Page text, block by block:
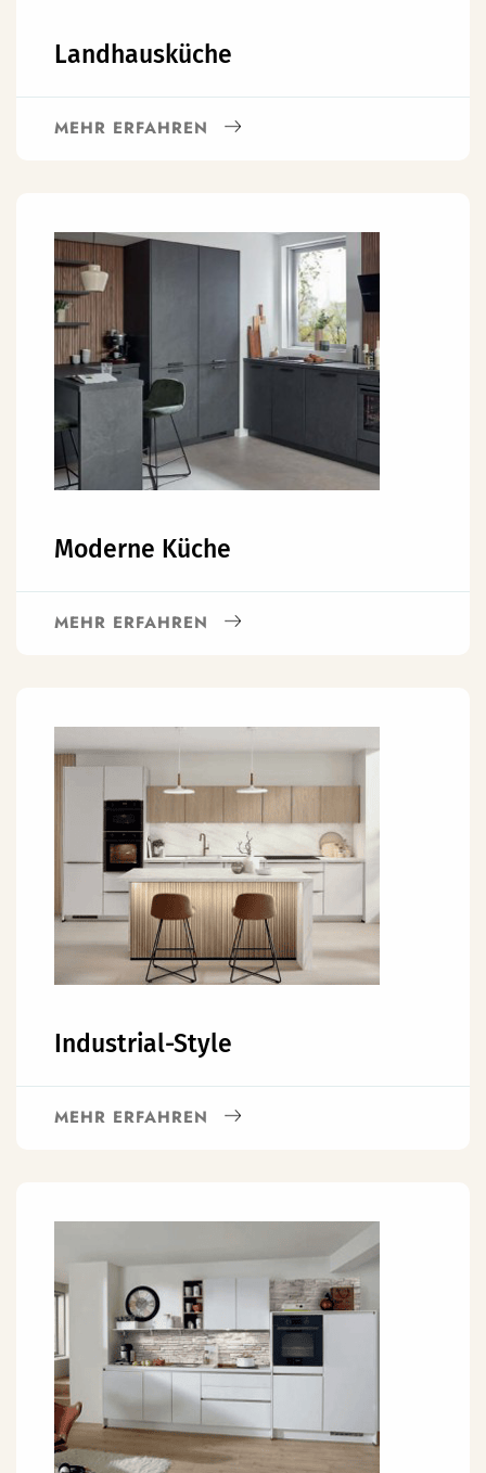
Landhausküche
MEHR ERFAHREN
Moderne Küche
MEHR ERFAHREN
Industrial-Style
MEHR ERFAHREN